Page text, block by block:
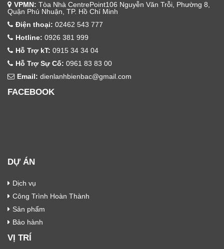
VPMN: Tòa Nhà CentrePoint106 Nguyễn Văn Trỗi, Phường 8,
Quận Phú Nhuận, TP. Hồ Chí Minh
Điện thoại: 02462 543 777
Hotline: 0926 381 999
Hỗ Trợ kT: 0915 34 34 04
Hỗ Trợ Sự Cố: 0961 83 83 00
Email: dienlanhbienbac@gmail.com
FACEBOOK
DỰ ÁN
Dịch vụ
Công Trình Hoàn Thành
Sản phẩm
Bảo hành
VỊ TRÍ